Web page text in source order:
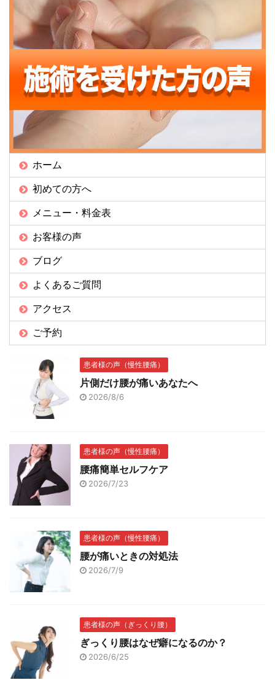
ホーム
初めての方へ
メニュー・料金表
お客様の声
ブログ
よくあるご質問
アクセス
ご予約
患者様の声（慢性腰痛）
片側だけ腰が痛いあなたへ
2026/8/6
患者様の声（慢性腰痛）
腰痛簡単セルフケア
2026/7/23
患者様の声（慢性腰痛）
腰が痛いときの対処法
2026/7/9
患者様の声（ぎっくり腰）
ぎっくり腰はなぜ癖になるのか？
2026/6/25